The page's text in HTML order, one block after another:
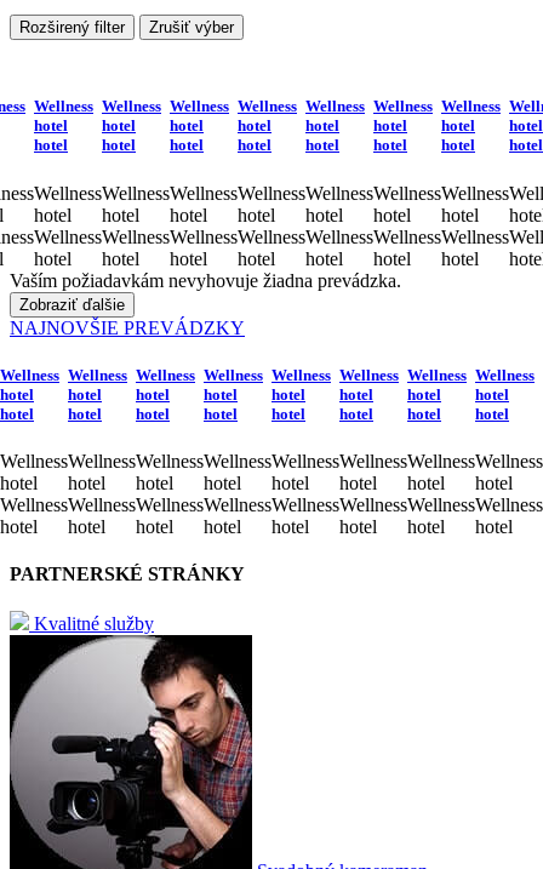
Rozširený filter Zrušiť výber
Wellness
hotel
hotel
Wellness
hotel
Wellness
hotel
Wellness
hotel
hotel
Wellness
hotel
Wellness
hotel
Wellness
hotel
hotel
Wellness
hotel
Wellness
hotel
Wellness
hotel
hotel
Wellness
hotel
Wellness
hotel
Wellness
hotel
hotel
Wellness
hotel
Wellness
hotel
Wellness
hotel
hotel
Wellness
hotel
Wellness
hotel
Wellness
hotel
hotel
Wellness
hotel
Wellness
hotel
hotel
hotel
Vaším požiadavkám nevyhovuje žiadna prevádzka.
Zobraziť ďalšie
NAJNOVŠIE PREVÁDZKY
Wellness
hotel
hotel
Wellness
hotel
Wellness
hotel
Wellness
hotel
hotel
Wellness
hotel
Wellness
hotel
Wellness
hotel
hotel
Wellness
hotel
Wellness
hotel
Wellness
hotel
hotel
Wellness
hotel
Wellness
hotel
Wellness
hotel
hotel
Wellness
hotel
Wellness
hotel
Wellness
hotel
hotel
Wellness
hotel
Wellness
hotel
Wellness
hotel
hotel
Wellness
hotel
Wellness
hotel
Wellness
hotel
hotel
Wellness
hotel
Wellness
hotel
PARTNERSKÉ STRÁNKY
Kvalitné služby